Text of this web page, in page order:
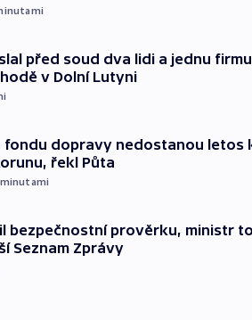
před soud dva lidi a jednu
v Dolní Lutyni
fondu dopravy nedostanou letos
řekl Půta
minutami
bezpečnostní prověrku, ministr
Seznam Zprávy